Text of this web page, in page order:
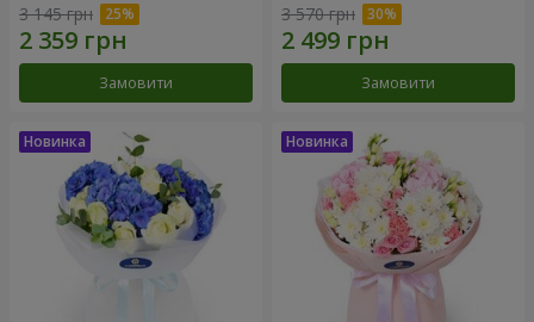
3 145 грн
Замовити
3 570 грн
Замовити